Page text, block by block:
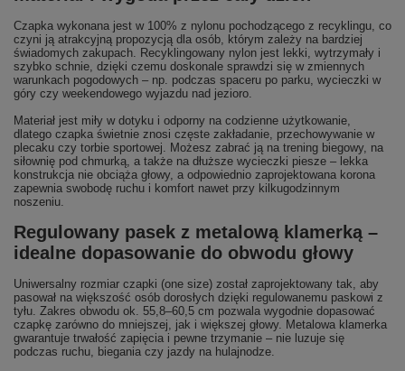
Czapka wykonana jest w 100% z nylonu pochodzącego z recyklingu, co
czyni ją atrakcyjną propozycją dla osób, którym zależy na bardziej
świadomych zakupach. Recyklingowany nylon jest lekki, wytrzymały i
szybko schnie, dzięki czemu doskonale sprawdzi się w zmiennych
warunkach pogodowych – np. podczas spaceru po parku, wycieczki w
góry czy weekendowego wyjazdu nad jezioro.
Materiał jest miły w dotyku i odporny na codzienne użytkowanie,
dlatego czapka świetnie znosi częste zakładanie, przechowywanie w
plecaku czy torbie sportowej. Możesz zabrać ją na trening biegowy, na
siłownię pod chmurką, a także na dłuższe wycieczki piesze – lekka
konstrukcja nie obciąża głowy, a odpowiednio zaprojektowana korona
zapewnia swobodę ruchu i komfort nawet przy kilkugodzinnym
noszeniu.
Regulowany pasek z metalową klamerką –
idealne dopasowanie do obwodu głowy
Uniwersalny rozmiar czapki (one size) został zaprojektowany tak, aby
pasował na większość osób dorosłych dzięki regulowanemu paskowi z
tyłu. Zakres obwodu ok. 55,8–60,5 cm pozwala wygodnie dopasować
czapkę zarówno do mniejszej, jak i większej głowy. Metalowa klamerka
gwarantuje trwałość zapięcia i pewne trzymanie – nie luzuje się
podczas ruchu, biegania czy jazdy na hulajnodze.